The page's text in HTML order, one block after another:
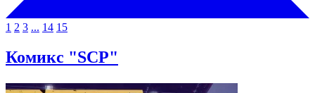
1 2 3 ... 14 15
Комикc "SCP"